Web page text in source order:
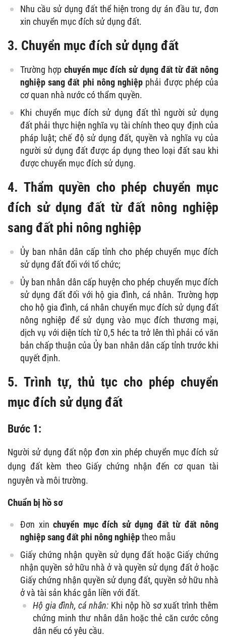
Nhu cầu sử dụng đất thể hiện trong dự án đầu tư, đơn
xin chuyển mục đích sử dụng đất.
3. Chuyển mục đích sử dụng đất
Trường hợp chuyển mục đích sử dụng đất từ đất nông
nghiệp sang đất phi nông nghiệp phải được phép của
cơ quan nhà nước có thẩm quyền.
Khi chuyển mục đích sử dụng đất thì người sử dụng
đất phải thực hiện nghĩa vụ tài chính theo quy định của
pháp luật; chế độ sử dụng đất, quyền và nghĩa vụ của
người sử dụng đất được áp dụng theo loại đất sau khi
được chuyển mục đích sử dụng.
4. Thẩm quyền cho phép chuyển mục
đích sử dụng đất từ đất nông nghiệp
sang đất phi nông nghiệp
Ủy ban nhân dân cấp tỉnh cho phép chuyển mục đích
sử dụng đất đối với tổ chức;
Ủy ban nhân dân cấp huyện cho phép chuyển mục đích
sử dụng đất đối với hộ gia đình, cá nhân. Trường hợp
cho hộ gia đình, cá nhân chuyển mục đích sử dụng đất
nông nghiệp để sử dụng vào mục đích thương mại,
dịch vụ với diện tích từ 0,5 héc ta trở lên thì phải có văn
bản chấp thuận của Ủy ban nhân dân cấp tỉnh trước khi
quyết định.
5. Trình tự, thủ tục cho phép chuyển
mục đích sử dụng đất
Bước 1:
Người sử dụng đất nộp đơn xin phép chuyển mục đích sử
dụng đất kèm theo Giấy chứng nhận đến cơ quan tài
nguyên và môi trường.
Chuẩn bị hồ sơ
Đơn xin chuyển mục đích sử dụng đất từ đất nông
nghiệp sang đất phi nông nghiệptheo mẫu
Giấy chứng nhận quyền sử dụng đất hoặc Giấy chứng
nhận quyền sở hữu nhà ở và quyền sử dụng đất ở hoặc
Giấy chứng nhận quyền sử dụng đất, quyền sở hữu nhà
ở và tài sản khác gắn liền với đất.
Hộ gia đình, cá nhân: Khi nộp hồ sơ xuất trình thêm
chứng minh thư nhân dân hoặc thẻ căn cước công
dân nếu có yêu cầu.